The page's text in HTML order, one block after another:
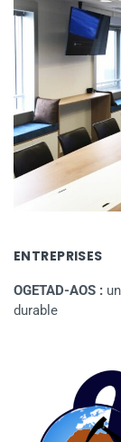
ENTREPRISES
OGETAD-AOS :
durable